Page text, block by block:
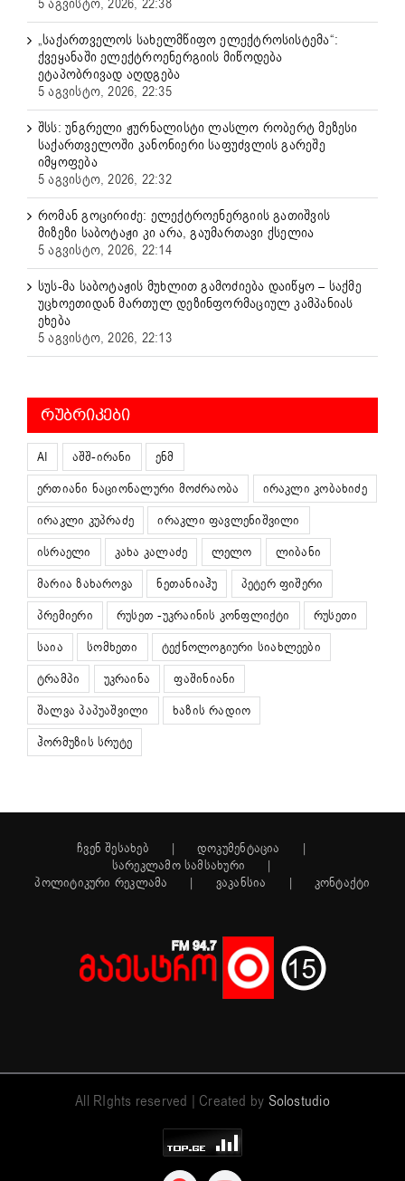
„საქართველოს სახელმწიფო ელექტროსისტემა“:
ქვეყანაში ელექტროენერგიის მიწოდება
ეტაპობრივად აღდგება
5 აგვისტო, 2026, 22:35
შსს: უნგრელი ჟურნალისტი ლასლო რობერტ მეზესი
საქართველოში კანონიერი საფუძვლის გარეშე
იმყოფება
5 აგვისტო, 2026, 22:32
რომან გოცირიძე: ელექტროენერგიის გათიშვის
მიზეზი საბოტაჟი კი არა, გაუმართავი ქსელია
5 აგვისტო, 2026, 22:14
სუს-მა საბოტაჟის მუხლით გამოძიება დაიწყო – საქმე
უცხოეთიდან მართულ დეზინფორმაციულ კამპანიას
ეხება
5 აგვისტო, 2026, 22:13
ᲠᲣᲑᲠᲘᲙᲔᲑᲘ
AI აშშ-ირანი
ენმ
ერთიანი ნაციონალური მოძრაობა
ირაკლი კობახიძე
ირაკლი კუპრაძე
ირაკლი ფავლენიშვილი
ისრაელი
კახა კალაძე ლელო
ლიბანი
მარია ზახაროვა
ნეთანიაჰუ
პეტერ ფიშერი
პრემიერი
რუსეთ -უკრაინის კონფლიქტი
რუსეთი
საია
სომხეთი
ტექნოლოგიური სიახლეები
ტრამპი
უკრაინა
ფაშინიანი
შალვა პაპუაშვილი
ხაზის რადიო
ჰორმუზის სრუტე
ჩვენ შესახებ
დოკუმენტაცია
სარეკლამო სამსახური
პოლიტიკური რეკლამა
ვაკანსია კონტაქტი
All RIghts reserved | Created by Solostudio